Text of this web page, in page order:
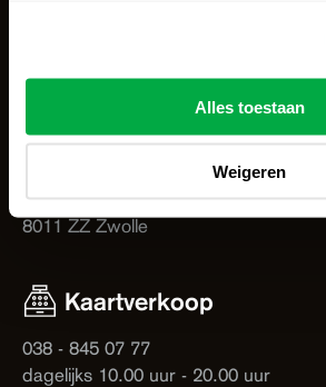
Alles toestaan
Weigeren
Schouwburg Odeon
8011 ND Zwolle
Spinhuisplein 14
8011 ZZ Zwolle
Kaartverkoop
038 - 845 07 77
dagelijks 10.00 uur - 20.00 uur